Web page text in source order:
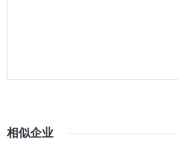
相似企业